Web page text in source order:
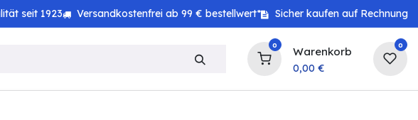
seit 1923 Versandkostenfrei ab 99 € bestellwert* Sicher kaufen auf Rechnung
0 Warenkorb
0,00 €
0